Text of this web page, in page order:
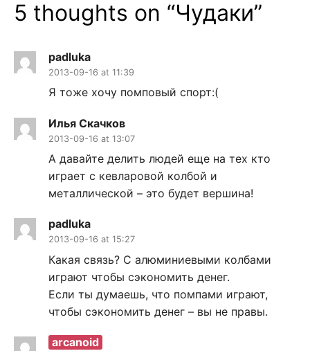
5 thoughts on “Чудаки”
padluka
2013-09-16 at 11:39
Я тоже хочу помповый спорт:(
Илья Скачков
2013-09-16 at 13:07
А давайте делить людей еще на тех кто
играет с кевларовой колбой и
металлической – это будет вершина!
padluka
2013-09-16 at 15:27
Какая связь? С алюминиевыми колбами
играют чтобы сэкономить денег.
Если ты думаешь, что помпами играют,
чтобы сэкономить денег – вы не правы.
arcanoid